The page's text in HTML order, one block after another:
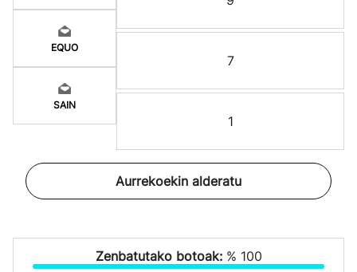
EQUO
SAIN
7
1
Aurrekoekin alderatu
Zenbatutako botoak: % 100